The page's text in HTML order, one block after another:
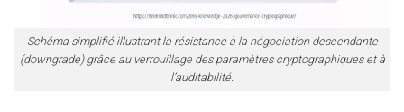
Schéma simplifié illustrant la résistance à la négociation descendante
(downgrade) grâce au verrouillage des paramètres cryptographiques et à
l’auditabilité.